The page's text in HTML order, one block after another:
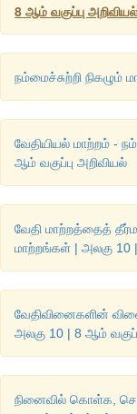
8 ஆம் வகுப்பு
நம்மைச்சுற்றி நிகழும்
வேதியியல் மாற்றம் -
ஆம் வகுப்பு அறிவியல்
வேதி மாற்றத்தைத்
மாற்றங்கள் | அலகு 10
வேதிவினைகளின்
அலகு 10 | 8 ஆம்
நினைவில் கொள்க,